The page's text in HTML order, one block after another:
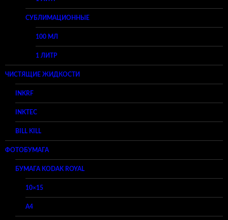
СУБЛИМАЦИОННЫЕ
100 МЛ
1 ЛИТР
ЧИСТЯЩИЕ ЖИДКОСТИ
INKRF
INKTEC
BILL KILL
ФОТОБУМАГА
БУМАГА KODAK ROYAL
10×15
A4